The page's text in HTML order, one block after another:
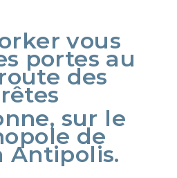
vous
portes au
des
sur le
de
Antipolis.